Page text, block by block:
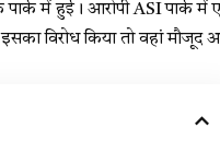
में हुई। आरोपी ASI पार्क में
विरोध किया तो वहां मौजूद